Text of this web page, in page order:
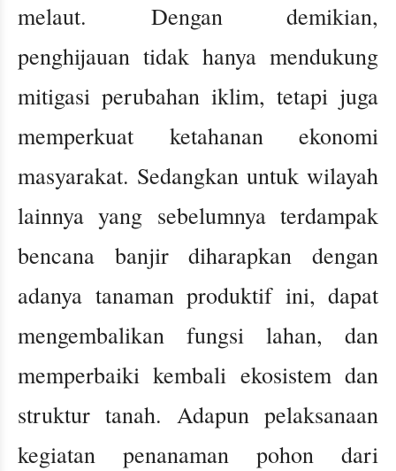
melaut. Dengan demikian,
penghijauan tidak hanya mendukung
mitigasi perubahan iklim, tetapi juga
memperkuat ketahanan ekonomi
masyarakat. Sedangkan untuk wilayah
lainnya yang sebelumnya terdampak
bencana banjir diharapkan dengan
adanya tanaman produktif ini, dapat
mengembalikan fungsi lahan, dan
memperbaiki kembali ekosistem dan
struktur tanah. Adapun pelaksanaan
kegiatan penanaman pohon dari